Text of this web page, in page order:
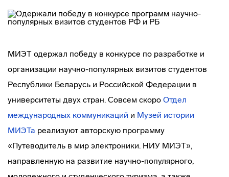
МИЭТ одержал победу в конкурсе по разработке и
организации научно-популярных визитов студентов
Республики Беларусь и Российской Федерации в
университеты двух стран. Совсем скоро Отдел
международных коммуникаций и Музей истории
МИЭТа реализуют авторскую программу
«Путеводитель в мир электроники. НИУ МИЭТ»,
направленную на развитие научно-популярного,